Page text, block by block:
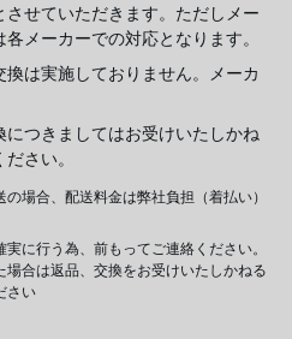
せていただきます。ただしメー
メーカーでの対応となります。
は実施しておりません。メーカ
つきましてはお受けいたしかね
さい。
場合、配送料金は弊社負担（着払い）
に行う為、前もってご連絡ください。
合は返品、交換をお受けいたしかねる
さい